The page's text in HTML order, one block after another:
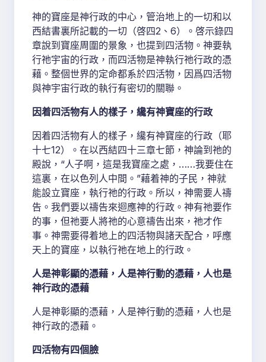
神的寶座是神行政的中心，管治地上的一切和以
西結書裏所記載的一切（啓四2、6）。啓示錄四
章說到寶座周圍的景象，也提到四活物。神要執
行祂宇宙的行政，而四活物是神執行祂行政的憑
藉。整個世界的定命都系於四活物，因爲四活物
與神宇宙行政的執行有密切的關聯。
因着四活物有人的樣子，纔有神寶座的行政
因着四活物有人的樣子，纔有神寶座的行政（耶
十七12）。在以西結四十三章七節，神論到祂的
殿說，“人子啊，這是我寶座之處，……我要住在
這裏，在以色列人中間。”藉着神的子民，神就
能設立寶座，執行祂的行政。所以，神需要人禱
告。我們要以禱告來迴應神的行政。神有祂要作
的事，但祂要人將祂的心意禱告出來，祂才作
事。神需要得着地上的四活物與諸天配合，呼應
天上的寶座，以執行祂在地上的行政。
人是神彰顯的憑藉，人是神行動的憑藉，人也是
神行政的憑藉
人是神彰顯的憑藉，人是神行動的憑藉，人也是
神行政的憑藉。
四活物有四個臉